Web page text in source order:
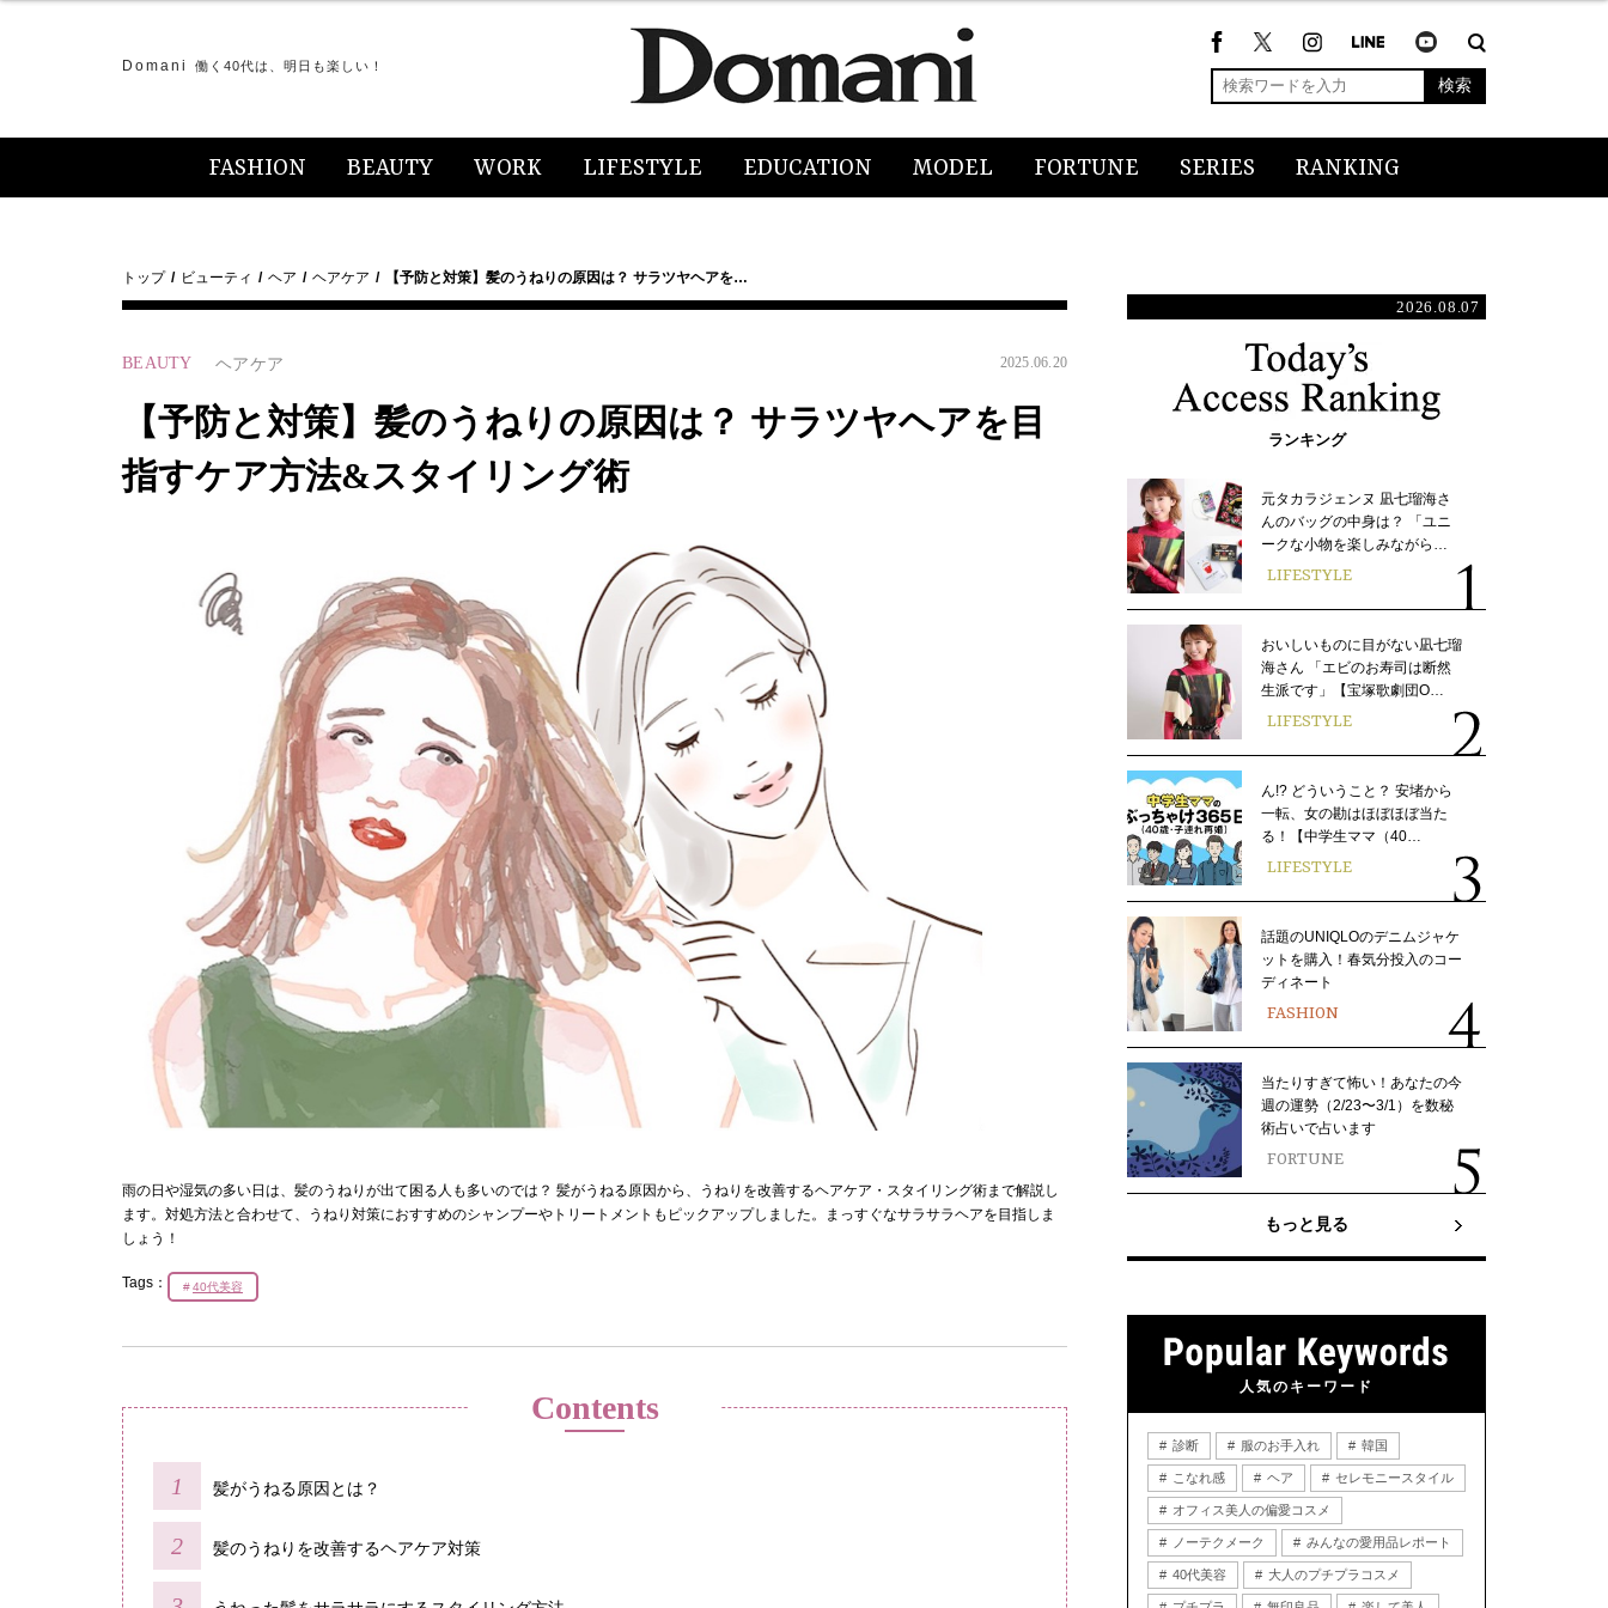
Domani 働く40代は、明日も楽しい！
検索
FASHION BEAUTY WORK LIFESTYLE EDUCATION MODEL FORTUNE SERIES RANKING
トップ ビューティ ヘア ヘアケア 【予防と対策】髪のうねりの原因は？ サラツヤヘアを…
BEAUTY ヘアケア 2025.06.20
【予防と対策】髪のうねりの原因は？ サラツヤヘアを目
指すケア方法&スタイリング術
雨の日や湿気の多い日は、髪のうねりが出て困る人も多いのでは？ 髪がうねる原因から、うねりを改善するヘアケア・スタイリング術まで解説し
ます。対処方法と合わせて、うねり対策におすすめのシャンプーやトリートメントもピックアップしました。まっすぐなサラサラヘアを目指しま
しょう！
Tags： 40代美容
Contents
髪がうねる原因とは？
髪のうねりを改善するヘアケア対策
2026.08.07
ランキング
元タカラジェンヌ 凪七瑠海さ
んのバッグの中身は？ 「ユニ
ークな小物を楽しみながら…
LIFESTYLE
おいしいものに目がない凪七瑠
海さん 「エビのお寿司は断然
生派です」【宝塚歌劇団O…
LIFESTYLE
ん!? どういうこと？ 安堵から
一転、女の勘はほぼほぼ当た
る！【中学生ママ（40…
LIFESTYLE
話題のUNIQLOのデニムジャケ
ットを購入！春気分投入のコー
ディネート
FASHION
当たりすぎて怖い！あなたの今
週の運勢（2/23〜3/1）を数秘
術占いで占います
FORTUNE
もっと見る
人気のキーワード
診断 服のお手入れ 韓国
こなれ感 ヘア セレモニースタイル
オフィス美人の偏愛コスメ
ノーテクメーク みんなの愛用品レポート
40代美容 大人のプチプラコスメ